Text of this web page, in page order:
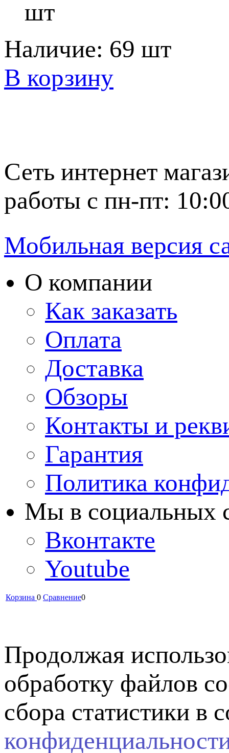
шт
Наличие: 69 шт
В корзину
Сеть интернет
работы с пн-пт:
Мобильная версия
О компании
Как заказать
Оплата
Доставка
Обзоры
Контакты и
Гарантия
Политика
Мы в cоциальных
Вконтакте
Youtube
Корзина 0 Сравнение0
Продолжая
обработку файлов
сбора статистики в